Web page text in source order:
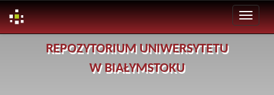
REPOZYTORIUM UNIWERSYTETU
W BIAŁYMSTOKU